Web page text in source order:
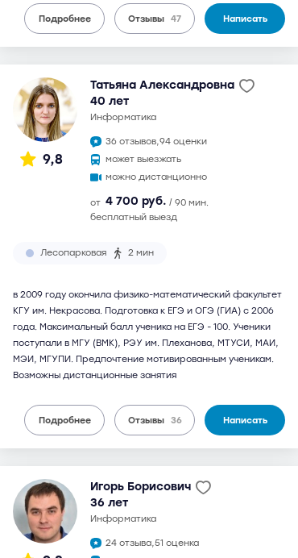
Подробнее Отзывы 47 Написать
9,8
Татьяна Александровна
40 лет
информатика
36 отзывов,94 оценки
может выезжать
можно дистанционно
от 4 700 руб. / 90 мин.
бесплатный выезд
Лесопарковая 2 мин
в 2009 году окончила физико-математический факультет
КГУ им. Некрасова. Подготовка к ЕГЭ и ОГЭ (ГИА) с 2006
года. Максимальный балл ученика на ЕГЭ - 100. Ученики
поступали в МГУ (ВМК), РЭУ им. Плеханова, МТУСИ, МАИ,
МЭИ, МГУПИ. Предпочтение мотивированным ученикам.
Возможны дистанционные занятия
Подробнее Отзывы 36 Написать
Игорь Борисович
36 лет
информатика
24 отзыва,51 оценка